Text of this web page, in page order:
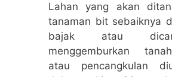
Lahan yang akan
tanaman bit sebaiknya
bajak atau
menggemburkan
atau pencangkulan